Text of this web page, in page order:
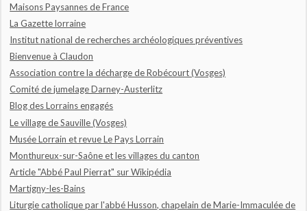
Maisons Paysannes de France
La Gazette lorraine
Institut national de recherches archéologiques préventives
Bienvenue à Claudon
Association contre la décharge de Robécourt (Vosges)
Comité de jumelage Darney-Austerlitz
Blog des Lorrains engagés
Le village de Sauville (Vosges)
Musée Lorrain et revue Le Pays Lorrain
Monthureux-sur-Saône et les villages du canton
Article "Abbé Paul Pierrat" sur Wikipédia
Martigny-les-Bains
Liturgie catholique par l'abbé Husson, chapelain de Marie-Immaculée de